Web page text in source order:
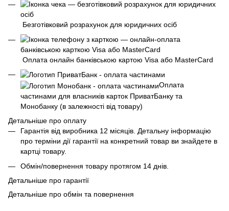
Безготівковий розрахунок для юридичних осіб
Оплата онлайн банківською картою Visa або MasterCard
Оплата
частинами для власників карток ПриватБанку та
Монобанку (в залежності від товару)
Детальніше про оплату
Гарантія від виробника 12 місяців. Детальну інформацію
про терміни дії гарантії на конкретний товар ви знайдете в
картці товару.
Обмін/повернення товару протягом 14 днів.
Детальніше про гарантії
Детальніше про обмін та повернення